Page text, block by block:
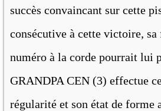
succès convaincant sur cette
consécutive à cette victoire,
numéro à la corde pourrait lui
GRANDPA CEN (3) effectue
régularité et son état de forme